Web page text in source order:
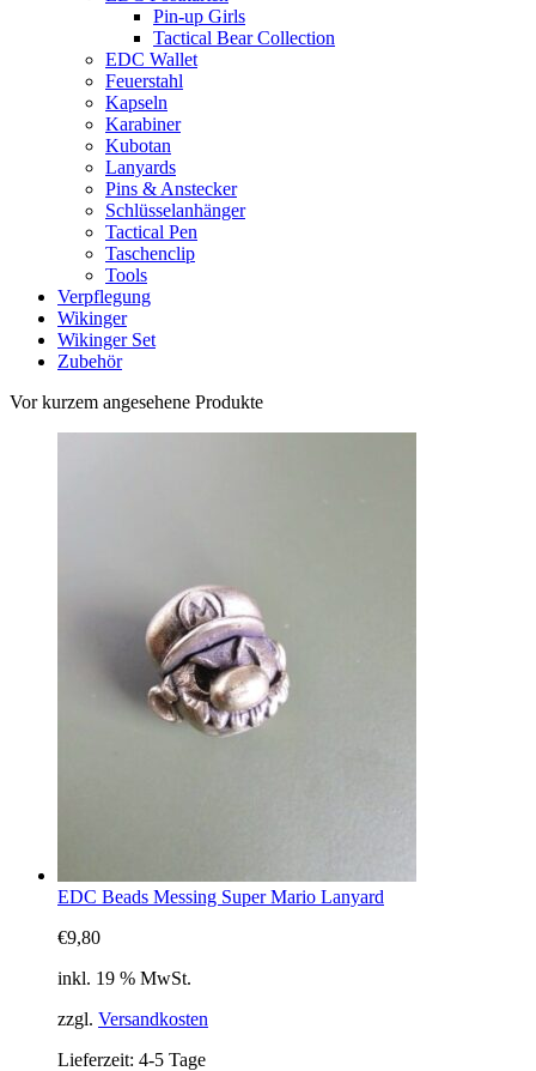
Pin-up Girls
Tactical Bear Collection
EDC Wallet
Feuerstahl
Kapseln
Karabiner
Kubotan
Lanyards
Pins & Anstecker
Schlüsselanhänger
Tactical Pen
Taschenclip
Tools
Verpflegung
Wikinger
Wikinger Set
Zubehör
Vor kurzem angesehene Produkte
EDC Beads Messing Super Mario Lanyard
€9,80
inkl. 19 % MwSt.
zzgl. Versandkosten
Lieferzeit: 4-5 Tage